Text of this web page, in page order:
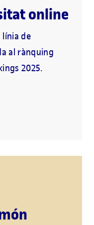
online
línia de
al rànquing
2025.